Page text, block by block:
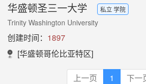
华盛顿圣三一大学 私立 学院
Trinity Washington University
创建时间： 1897
[华盛顿哥伦比亚特区]
上一页 1 下一